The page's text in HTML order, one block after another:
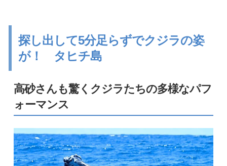
探し出して5分足らずでクジラの姿
が！ タヒチ島
高砂さんも驚くクジラたちの多様なパフ
ォーマンス